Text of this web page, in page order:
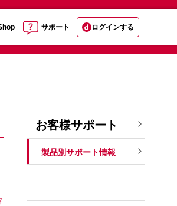
サポート ログインする
お客様サポート
製品別サポート情報